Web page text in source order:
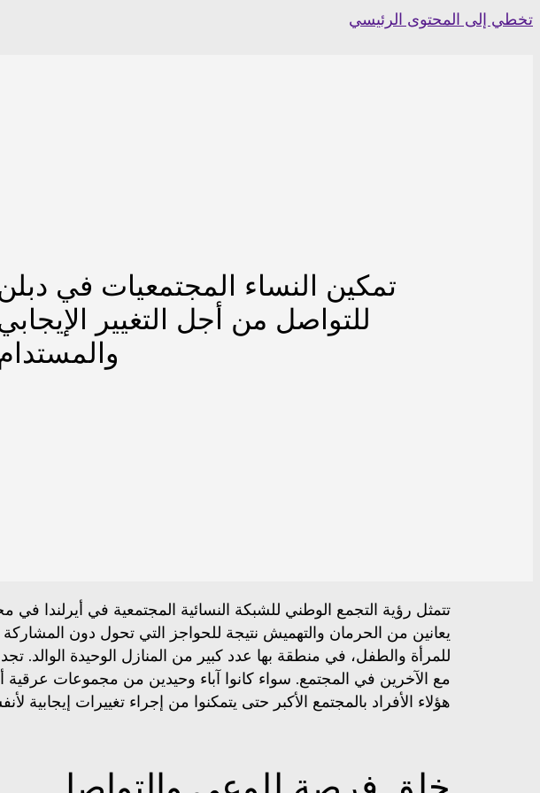
Skip
تخطي إلى المحتوى الرئيسي
تمكين النساء المجتمعيات في
للتواصل من أجل التغيير
تتمثل رؤية التجمع الوطني للشبكة النسائية المجتمعية في أيرلندا
يعانين من الحرمان والتهميش نتيجة للحواجز التي تحول دون
للمرأة والطفل، في منطقة بها عدد كبير من المنازل الوحيدة الوالد.
مع الآخرين في المجتمع. سواء كانوا آباء وحيدين من مجموعات
هؤلاء الأفراد بالمجتمع الأكبر حتى يتمكنوا من إجراء تغييرات إيجابية